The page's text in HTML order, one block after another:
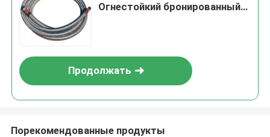
Огнестойкий бронированный
Продолжать
Порекомендованные продукты